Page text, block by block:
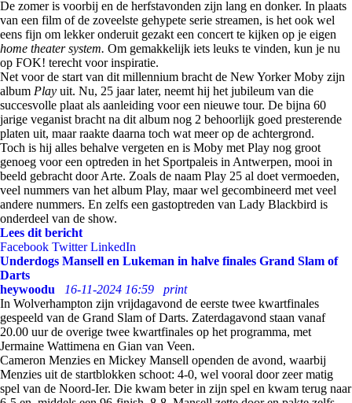
De zomer is voorbij en de herfstavonden zijn lang en donker. In plaats
van een film of de zoveelste gehypete serie streamen, is het ook wel
eens fijn om lekker onderuit gezakt een concert te kijken op je eigen
home theater system. Om gemakkelijk iets leuks te vinden, kun je nu
op FOK! terecht voor inspiratie.
Net voor de start van dit millennium bracht de New Yorker Moby zijn
album Play uit. Nu, 25 jaar later, neemt hij het jubileum van die
succesvolle plaat als aanleiding voor een nieuwe tour. De bijna 60
jarige veganist bracht na dit album nog 2 behoorlijk goed presterende
platen uit, maar raakte daarna toch wat meer op de achtergrond.
Toch is hij alles behalve vergeten en is Moby met Play nog groot
genoeg voor een optreden in het Sportpaleis in Antwerpen, mooi in
beeld gebracht door Arte. Zoals de naam Play 25 al doet vermoeden,
veel nummers van het album Play, maar wel gecombineerd met veel
andere nummers. En zelfs een gastoptreden van Lady Blackbird is
onderdeel van de show.
Lees dit bericht
Facebook Twitter LinkedIn
Underdogs Mansell en Lukeman in halve finales Grand Slam of
Darts
heywoodu
16-11-2024 16:59
print
In Wolverhampton zijn vrijdagavond de eerste twee kwartfinales
gespeeld van de Grand Slam of Darts. Zaterdagavond staan vanaf
20.00 uur de overige twee kwartfinales op het programma, met
Jermaine Wattimena en Gian van Veen.
Cameron Menzies en Mickey Mansell openden de avond, waarbij
Menzies uit de startblokken schoot: 4-0, wel vooral door zeer matig
spel van de Noord-Ier. Die kwam beter in zijn spel en kwam terug naar